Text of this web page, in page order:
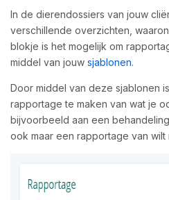
In de dierendossiers van jouw
verschillende overzichten,
blokje is het mogelijk om
middel van jouw sjablonen.
Door middel van deze sjablonen
rapportage te maken van wat je
bijvoorbeeld aan een
ook maar een rapportage van wilt